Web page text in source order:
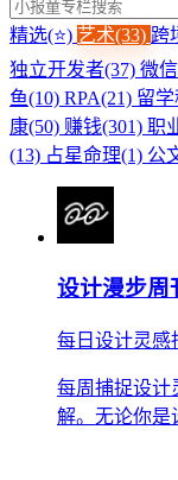
精选(⭐) 艺术(33) 跨
独立开发者(37) 微
鱼(10) RPA(21) 留
康(50) 赚钱(301) 职
(13) 占星命理(1) 公
设计漫步周
每日设计灵感
每周捕捉设计
解。无论你是